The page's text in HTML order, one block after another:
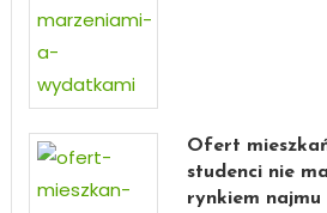
Ofert
studenci nie
rynkiem